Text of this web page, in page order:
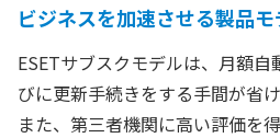
ビジネスを加速させる製品モ
ESETサブスクモデルは、月額
びに更新手続きをする手間が省け
また、第三者機関に高い評価を